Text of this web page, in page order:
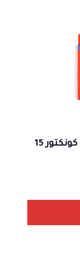
طقم فلومستر فبركاسيل كونكتور 15